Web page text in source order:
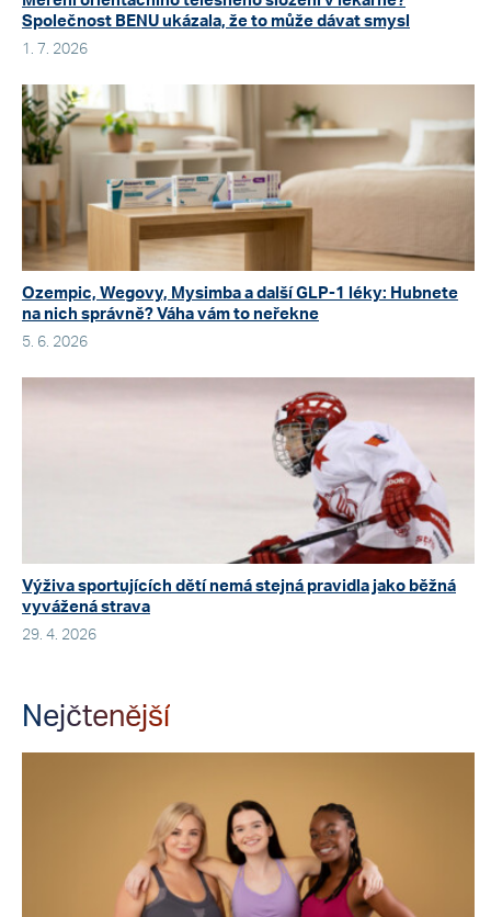
Společnost BENU ukázala, že to může dávat smysl
1. 7. 2026
Ozempic, Wegovy, Mysimba a další GLP-1 léky: Hubnete
na nich správně? Váha vám to neřekne
5. 6. 2026
Výživa sportujících dětí nemá stejná pravidla jako běžná
vyvážená strava
29. 4. 2026
Nejčtenější